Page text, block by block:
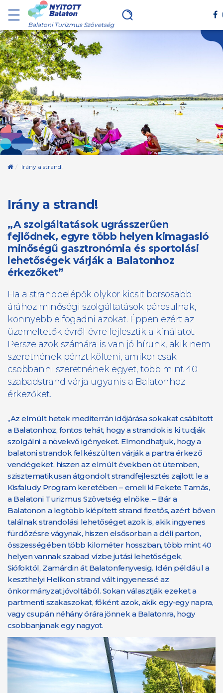
Balatoni Turizmus Szövetség
Kezdőoldal
Irány a strand!
Irány a strand!
„A szolgáltatások ugrásszerűen
fejlődnek, egyre több helyen kimagasló
minőségű gasztronómia és sportolási
lehetőségek várják a Balatonhoz
érkezőket”
Ha a strandbelépők olykor kicsit borsosabb
árához minőségi szolgáltatások párosulnak,
könnyebb elfogadni azokat. Éppen ezért az
üzemeltetők évről-évre fejlesztik a kínálatot.
Persze azok számára is van jó hírünk, akik nem
szeretnének pénzt költeni, amikor csak
csobbanni szeretnének egyet, több mint 40
szabadstrand várja ugyanis a Balatonhoz
érkezőket.
„Az elmúlt hetek mediterrán időjárása sokakat csábított
a Balatonhoz, fontos tehát, hogy a strandok is ki tudják
szolgálni a növekvő igényeket. Elmondhatjuk, hogy a
balatoni strandok felkészülten várják a partra érkező
vendégeket, hiszen az elmúlt években öt ütemben,
szisztematikusan átgondolt strandfejlesztés zajlott le a
Kisfaludy Program keretében – emeli ki Fekete Tamás,
a Balatoni Turizmus Szövetség elnöke. – Bár a
Balatonon a legtöbb kiépített strand fizetős, azért bőven
találnak strandolási lehetőséget azok is, akik ingyenes
fürdőzésre vágynak, hiszen elsősorban a déli parton,
összességében több kilométer hosszban, több mint 40
helyen vannak szabad vízbe jutási lehetőségek,
Siófoktól, Zamárdin át Balatonfenyvesig. Idén például a
keszthelyi Helikon strand vált ingyenessé az
önkormányzat jóvoltából. Sokan választják ezeket a
partmenti szakaszokat, főként azok, akik egy-egy napra,
vagy csupán néhány órára jönnek a Balatonra, hogy
csobbanjanak egy nagyot.